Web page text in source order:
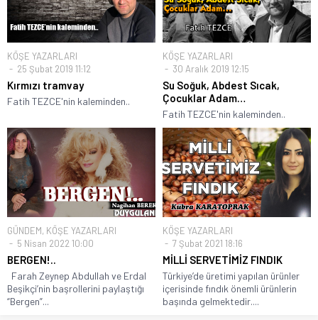
KÖŞE YAZARLARI
25 Şubat 2019 11:12
Kırmızı tramvay
Fatih TEZCE'nin kaleminden..
KÖŞE YAZARLARI
30 Aralık 2019 12:15
Su Soğuk, Abdest Sıcak,
Çocuklar Adam…
Fatih TEZCE'nin kaleminden..
GÜNDEM, KÖŞE YAZARLARI
5 Nisan 2022 10:00
BERGEN!..
Farah Zeynep Abdullah ve Erdal
Beşikçi’nin başrollerini paylaştığı
“Bergen”...
KÖŞE YAZARLARI
7 Şubat 2021 18:16
MİLLİ SERVETİMİZ FINDIK
Türkiye’de üretimi yapılan ürünler
içerisinde fındık önemli ürünlerin
başında gelmektedir....